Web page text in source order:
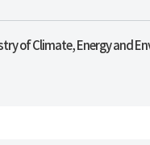
of Climate, Energy and